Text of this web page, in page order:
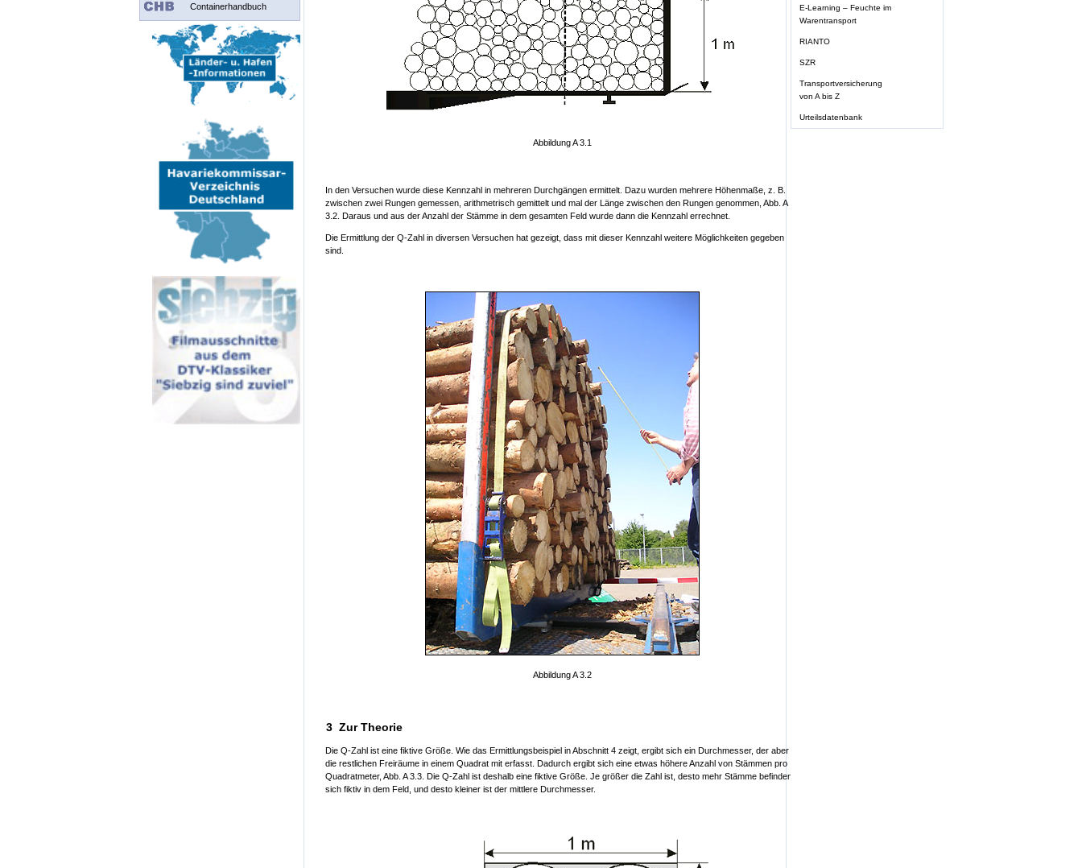
Containerhandbuch
Abbildung A 3.1
In den Versuchen wurde diese Kennzahl in mehreren Durchgängen ermittelt. Dazu wurden mehrere Höhenmaße, z. B.
zwischen zwei Rungen gemessen, arithmetrisch gemittelt und mal der Länge zwischen den Rungen genommen, Abb. A
3.2. Daraus und aus der Anzahl der Stämme in dem gesamten Feld wurde dann die Kennzahl errechnet.
Die Ermittlung der Q-Zahl in diversen Versuchen hat gezeigt, dass mit dieser Kennzahl weitere Möglichkeiten gegeben
sind.
Abbildung A 3.2
3 Zur Theorie
Die Q-Zahl ist eine fiktive Größe. Wie das Ermittlungsbeispiel in Abschnitt 4 zeigt, ergibt sich ein Durchmesser, der aber
die restlichen Freiräume in einem Quadrat mit erfasst. Dadurch ergibt sich eine etwas höhere Anzahl von Stämmen pro
Quadratmeter, Abb. A 3.3. Die Q-Zahl ist deshalb eine fiktive Größe. Je größer die Zahl ist, desto mehr Stämme befinden
sich fiktiv in dem Feld, und desto kleiner ist der mittlere Durchmesser.
E-Learning – Feuchte im
Warentransport
RIANTO
SZR
Transportversicherung
von A bis Z
Urteilsdatenbank